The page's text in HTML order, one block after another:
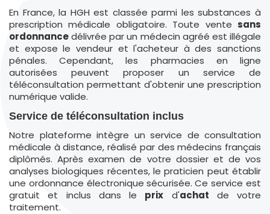
En France, la HGH est classée parmi les substances à
prescription médicale obligatoire. Toute vente sans
ordonnancedélivrée par un médecin agréé est illégale
et expose le vendeur et l'acheteur à des sanctions
pénales. Cependant, les pharmacies en ligne
autorisées peuvent proposer un service de
téléconsultation permettant d'obtenir une prescription
numérique valide.
Service de téléconsultation inclus
Notre plateforme intègre un service de consultation
médicale à distance, réalisé par des médecins français
diplômés. Après examen de votre dossier et de vos
analyses biologiques récentes, le praticien peut établir
une ordonnance électronique sécurisée. Ce service est
gratuit et inclus dans le prix d'achat de votre
traitement.